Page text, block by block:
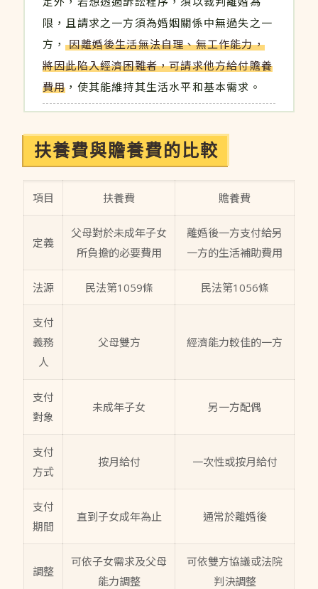
限，且請求之一方須為婚姻關係中無過失之一
方， 因離婚後生活無法自理、無工作能力，
將因此陷入經濟困難者，可請求他方給付贍養
費用 ，使其能維持其生活水平和基本需求。
扶養費與贍養費的比較
項目 扶養費 贍養費
定義
父母對於未成年子女
所負擔的必要費用
離婚後一方支付給另
一方的生活補助費用
法源 民法第1059條 民法第1056條
支付
義務
人
父母雙方 經濟能力較佳的一方
支付
對象
未成年子女 另一方配偶
支付
方式
按月給付 一次性或按月給付
支付
期間
直到子女成年為止 通常於離婚後
調整
可依子女需求及父母
能力調整
可依雙方協議或法院
判決調整